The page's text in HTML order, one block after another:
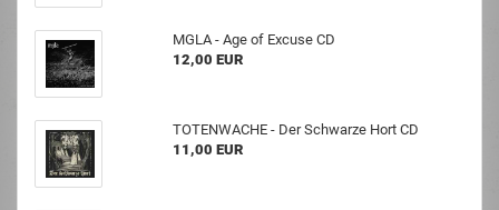
MGLA - Age of Excuse CD
12,00 EUR
TOTENWACHE - Der Schwarze Hort CD
11,00 EUR